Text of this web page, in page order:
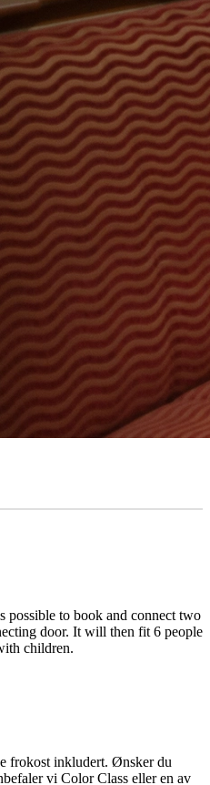
possible to book and connect two
door. It will then fit 6 people
children.
frokost inkludert. Ønsker du
vi Color Class eller en av